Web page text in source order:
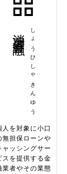
しょうひしゃきんゆう
人を対象に小口
無担保ローンや
ャッシングサー
スを提供する金
業者やその業態